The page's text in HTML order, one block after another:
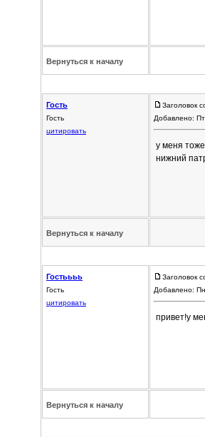
Вернуться к началу
Гость
Гость
цитировать
Заголовок
Добавлено:
у меня
нижний
Вернуться к началу
Гостьььь
Гость
цитировать
Заголовок
Добавлено:
привет!у
Вернуться к началу